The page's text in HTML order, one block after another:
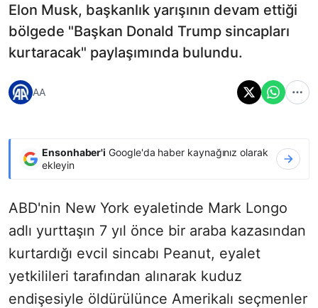
Elon Musk, başkanlık yarışının devam ettiği
bölgede "Başkan Donald Trump sincapları
kurtaracak" paylaşımında bulundu.
AA
Ensonhaber'i Google'da haber kaynağınız olarak
ekleyin
ABD'nin New York eyaletinde Mark Longo
adlı yurttaşın 7 yıl önce bir araba kazasından
kurtardığı evcil sincabı Peanut, eyalet
yetkilileri tarafından alınarak kuduz
endişesiyle öldürülünce Amerikalı seçmenler